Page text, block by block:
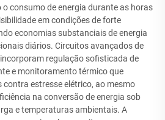
consumo de energia durante as horas
em condições de forte
economias substanciais de energia
diários. Circuitos avançados de
regulação sofisticada de
e monitoramento térmico que
estresse elétrico, ao mesmo
na conversão de energia sob
e temperaturas ambientais. A